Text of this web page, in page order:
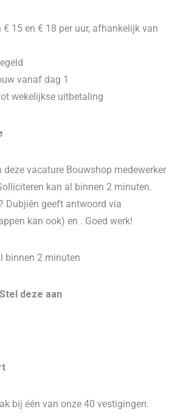
15 en € 18 per uur, afhankelijk van
vanaf dag 1
wekelijkse uitbetaling
vacature Bouwshop medewerker
kan al binnen 2 minuten.
Dubjiên geeft antwoord via
kan ook) en . Goed werk!
binnen 2 minuten
deze aan
bij één van onze 40 vestigingen.